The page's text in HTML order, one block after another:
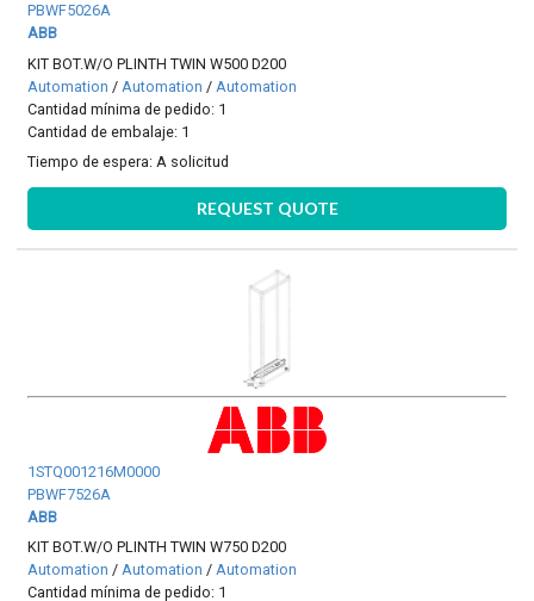
PBWF5026A
ABB
KIT BOT.W/O PLINTH TWIN W500 D200
Automation / Automation / Automation
Cantidad mínima de pedido: 1
Cantidad de embalaje: 1
Tiempo de espera: A solicitud
REQUEST QUOTE
1STQ001216M0000
PBWF7526A
ABB
KIT BOT.W/O PLINTH TWIN W750 D200
Automation /Automation /Automation
Cantidad mínima de pedido: 1